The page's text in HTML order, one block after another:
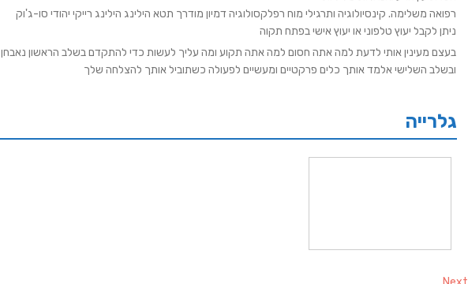
רפואה משלימה. קינסיולוגיה ותרגילי מוח רפלקסולוגיה דמיון מודרך תטא הילינג הילינג רייקי יהודי סו-ג'וק
ניתן לקבל יעוץ טלפוני או יעוץ אישי בפתח תקוה
בעצם מעינין אותי לדעת למה אתה חסום למה אתה תקוע ומה עליך לעשות כדי להתקדם בשלב הראשון
ובשלב השלישי אלמד אותך כלים פרקטיים ומעשיים לפעולה כשתוביל אותך להצלחה שלך
גלרייה